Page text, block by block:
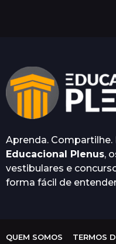
s
Aprenda. Compartilhe.
Educacional Plenus,
vestibulares e
forma fácil de
QUEM SOMOS TERMOS